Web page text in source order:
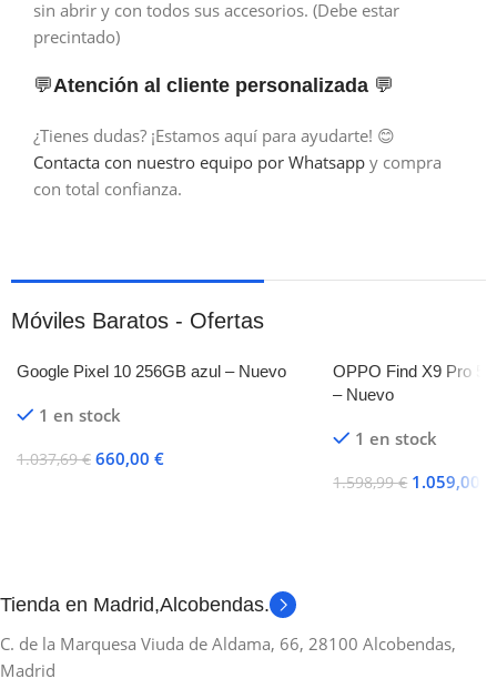
sin abrir y con todos sus accesorios. (Debe estar
precintado)
💬Atención al cliente personalizada 💬
¿Tienes dudas? ¡Estamos aquí para ayudarte! 😊
Contacta con nuestro equipo por Whatsapp y compra
con total confianza.
Móviles Baratos - Ofertas
Google Pixel 10 256GB azul – Nuevo
1 en stock
1.037,69€ 660,00 €
OPPO Find X9 Pro
– Nuevo
1 en stock
1.598,99€ 1.059,00
Tienda en Madrid,Alcobendas.
C. de la Marquesa Viuda de Aldama, 66, 28100 Alcobendas,
Madrid